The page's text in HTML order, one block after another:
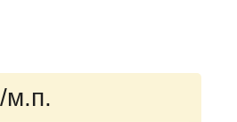
/м.п.